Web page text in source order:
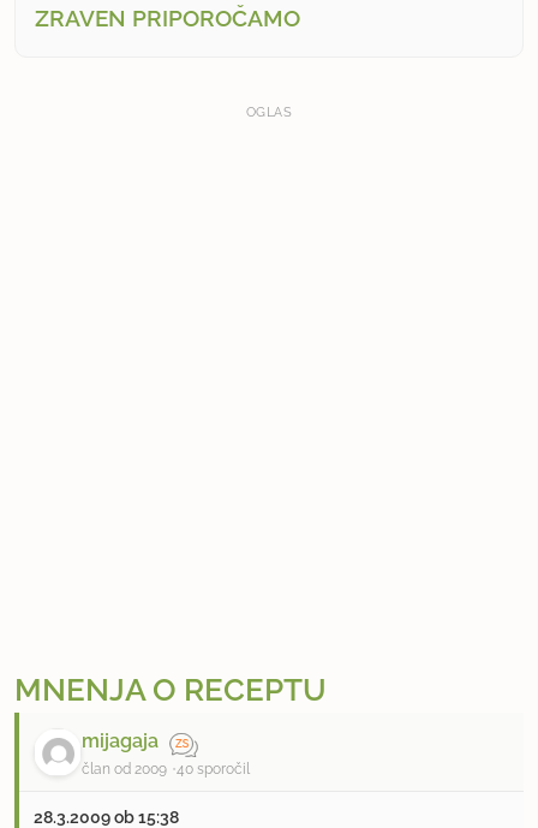
ZRAVEN PRIPOROČAMO
OGLAS
MNENJA O RECEPTU
mijagaja
član od 2009 40 sporočil
28.3.2009 ob 15:38